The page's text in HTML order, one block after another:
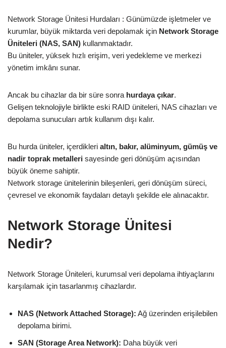
Network Storage Ünitesi Hurdaları : Günümüzde işletmeler ve
kurumlar, büyük miktarda veri depolamak için Network Storage
Üniteleri (NAS, SAN) kullanmaktadır.
Bu üniteler, yüksek hızlı erişim, veri yedekleme ve merkezi
yönetim imkânı sunar.
Ancak bu cihazlar da bir süre sonra hurdaya çıkar.
Gelişen teknolojiyle birlikte eski RAID üniteleri, NAS cihazları ve
depolama sunucuları artık kullanım dışı kalır.
Bu hurda üniteler, içerdikleri altın, bakır, alüminyum, gümüş ve
nadir toprak metalleri sayesinde geri dönüşüm açısından
büyük öneme sahiptir.
Network storage ünitelerinin bileşenleri, geri dönüşüm süreci,
çevresel ve ekonomik faydaları detaylı şekilde ele alınacaktır.
Network Storage Ünitesi
Nedir?
Network Storage Üniteleri, kurumsal veri depolama ihtiyaçlarını
karşılamak için tasarlanmış cihazlardır.
NAS (Network Attached Storage): Ağ üzerinden erişilebilen
depolama birimi.
SAN (Storage Area Network): Daha büyük veri